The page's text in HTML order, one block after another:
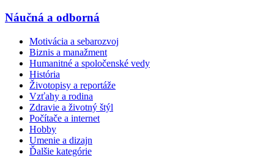
Náučná a odborná
Motivácia a sebarozvoj
Biznis a manažment
Humanitné a spoločenské vedy
História
Životopisy a reportáže
Vzťahy a rodina
Zdravie a životný štýl
Počítače a internet
Hobby
Umenie a dizajn
Ďalšie kategórie